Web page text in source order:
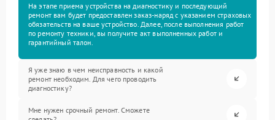
На этапе приема устройства на диагностику и последующий
ремонт вам будет предоставлен заказ-наряд с указанием страховых
обязательств на ваше устройство. Далее, после выполнения работ
по ремонту техники, вы получите акт выполненных работ и
гарантийный талон.
Я уже знаю в чем неисправность и какой
ремонт необходим. Для чего проводить
диагностику?
Мне нужен срочный ремонт. Сможете